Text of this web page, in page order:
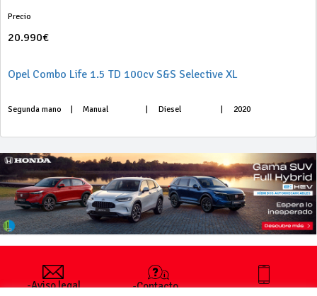
Precio
20.990€
Opel Combo Life 1.5 TD 100cv S&S Selective XL
Segunda mano Manual Diesel 2020
-Aviso legal
-Contacto
+34 627 35